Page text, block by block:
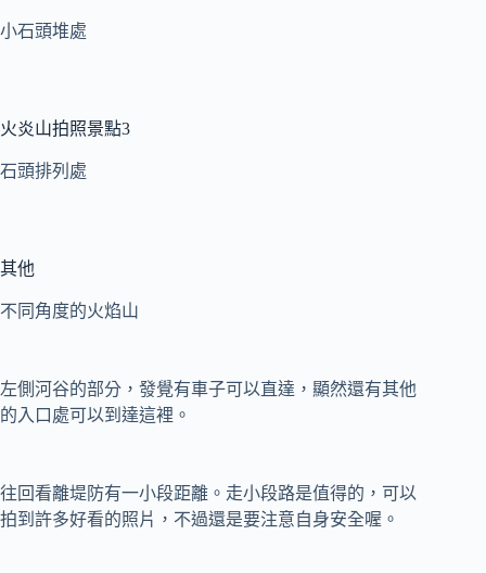
小石頭堆處
火炎山拍照景點3
石頭排列處
其他
不同角度的火焰山
左側河谷的部分，發覺有車子可以直達，顯然還有其他
的入口處可以到達這裡。
往回看離堤防有一小段距離。走小段路是值得的，可以
拍到許多好看的照片，不過還是要注意自身安全喔。